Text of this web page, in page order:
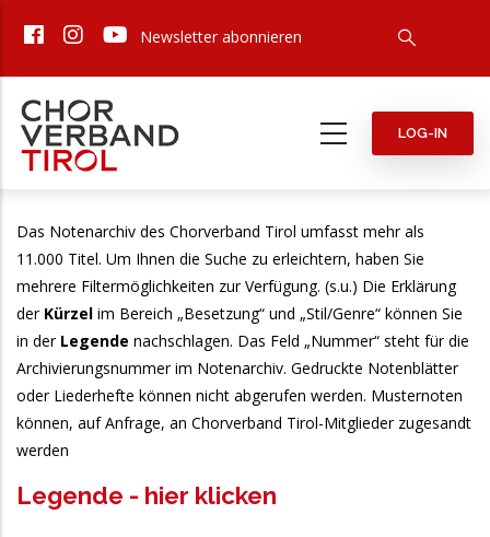
zum
Newsletter abonnieren
LOG-IN
Das Notenarchiv des Chorverband Tirol umfasst mehr als
11.000 Titel. Um Ihnen die Suche zu erleichtern, haben Sie
mehrere Filtermöglichkeiten zur Verfügung. (s.u.) Die Erklärung
derKürzel im Bereich „Besetzung“ und „Stil/Genre“ können Sie
in der Legende nachschlagen. Das Feld „Nummer“ steht für die
Archivierungsnummer im Notenarchiv. Gedruckte Notenblätter
oder Liederhefte können nicht abgerufen werden. Musternoten
können, auf Anfrage, an Chorverband Tirol-Mitglieder zugesandt
werden
Legende - hier klicken